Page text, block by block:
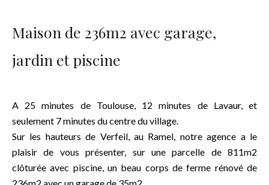
Maison de 236m2 avec garage,
jardin et piscine
A 25 minutes de Toulouse, 12 minutes de Lavaur, et
seulement 7 minutes du centre du village.
Sur les hauteurs de Verfeil, au Ramel, notre agence a le
plaisir de vous présenter, sur une parcelle de 811m2
clôturée avec piscine, un beau corps de ferme rénové de